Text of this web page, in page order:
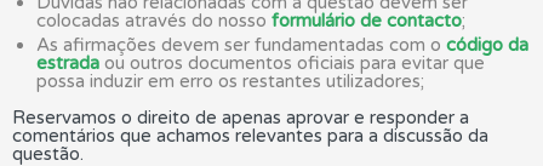
colocadas através do nosso formulário de contacto;
As afirmações devem ser fundamentadas com o código da
estrada ou outros documentos oficiais para evitar que
possa induzir em erro os restantes utilizadores;
Reservamos o direito de apenas aprovar e responder a
comentários que achamos relevantes para a discussão da
questão.